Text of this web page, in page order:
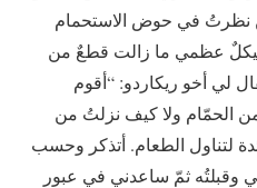
نظرتُ في حوض الاستحمام
هيكلٌ عظمي ما زالت قطعٌ من
لي أخو ريكاردو: “أقوم
الحمّام ولا كيف نزلتُ من
لتناول الطعام. أتذكر وحسب
وقبلتُه ثمّ ساعدني في عبور